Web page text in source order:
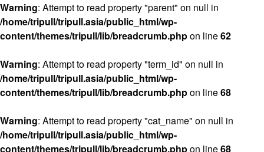
Theme
テーマから探す
TRIPULLブログ
About
私たちについて
Warning: Attempt to read property "parent" on null in
/home/tripull/tripull.asia/public_html/wp-
content/themes/tripull/lib/breadcrumb.phpon line62
Warning: Attempt to read property "term_id" on null in
/home/tripull/tripull.asia/public_html/wp-
content/themes/tripull/lib/breadcrumb.phpon line68
Warning: Attempt to read property "cat_name" on null in
/home/tripull/tripull.asia/public_html/wp-
content/themes/tripull/lib/breadcrumb.phpon line68